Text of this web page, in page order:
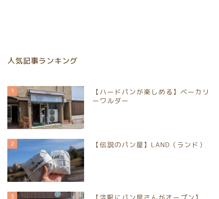
人気記事ランキング
1
【ハードパンが楽しめる】ベーカリ
ーワルダー
2 【伝説のパン屋】LAND（ランド）
3